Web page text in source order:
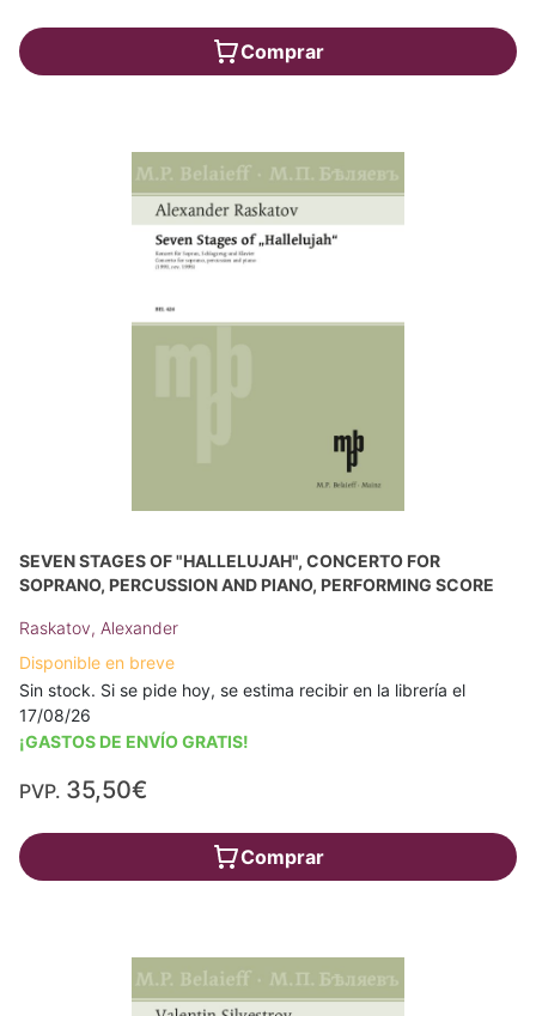
Comprar
SEVEN STAGES OF "HALLELUJAH", CONCERTO FOR
SOPRANO, PERCUSSION AND PIANO, PERFORMING SCORE
Raskatov, Alexander
Disponible en breve
Sin stock. Si se pide hoy, se estima recibir en la librería el
17/08/26
¡GASTOS DE ENVÍO GRATIS!
PVP. 35,50€
Comprar